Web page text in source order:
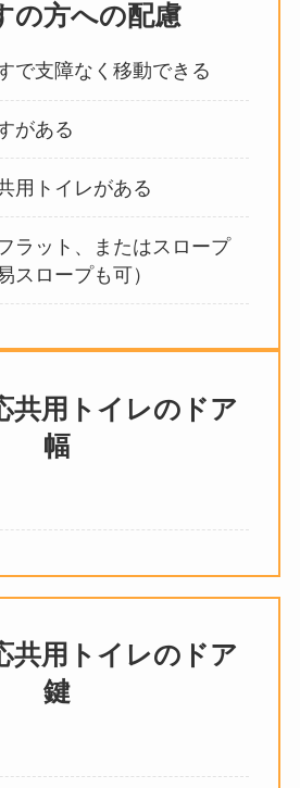
の方への配慮
で支障なく移動できる
がある
用トイレがある
ラット、またはスロープ
スロープも可）
共用トイレのドア
幅
共用トイレのドア
鍵